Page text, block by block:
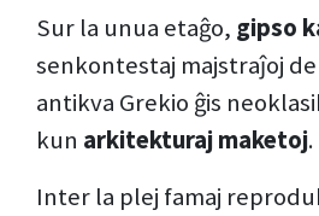
Sur la unua etaĝo, gipso
senkontestaj majstraĵoj
antikva Grekio ĝis
kun arkitekturaj maketoj.
Inter la plej famaj